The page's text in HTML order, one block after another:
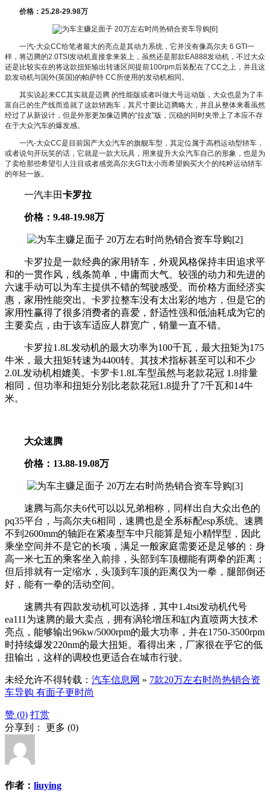
价格：25.28-29.98万
一汽-大众CC给笔者最大的亮点是其动力系统，它并没有像高尔夫 6 GTI一
样，将迈腾的2.0TSI发动机直接拿来装上，虽然还是那款EA888发动机，不过大众
还是比较实在的将这款扭矩输出转速区间提前100rpm后装配在了CC之上，并且这
款发动机与国外(英国)的帕萨特 CC所使用的发动机相同。
其实说起来CC其实就是迈腾 的性能版或者叫做大号运动版，大众也是为了丰
富自己的生产线而造就了这款轿跑车，其尺寸要比迈腾略大，并且从整体来看虽然
经过了从新设计，但是外形更加像迈腾的“拉皮”版，沉稳的同时夹带上了本应不存
在于大众汽车的爆发感。
一汽-大众CC是目前国产大众汽车的旗舰车型，其定位属于高档运动型轿车，
或者说句开玩笑的话，它就是一款大玩具，用来提升大众汽车自己的形象，也是为
了卖给那些希望引人注目或者感觉高尔夫GTI太小而希望购买大个的纯粹运动轿车
的年轻一族。
一汽丰田卡罗拉
价格：9.48-19.98万
卡罗拉是一款经典的家用轿车，外观风格保持丰田追求平
和的一贯作风，线条简单，中庸而大气。较强的动力和先进的
六速手动可以为车主提供不错的驾驶感受。而价格方面经济实
惠，家用性能突出。卡罗拉整车没有太出彩的地方，但是它的
家用性赢得了很多消费者的喜爱，舒适性强和低油耗成为它的
主要卖点，由于该车适应人群宽广，销量一直不错。
卡罗拉1.8L发动机的最大功率为100千瓦，最大扭矩为175
牛米，最大扭矩转速为4400转。其技术指标甚至可以和不少
2.0L发动机相媲美。卡罗卡1.8L车型虽然与老款花冠 1.8排量
相同，但功率和扭矩分别比老款花冠1.8提升了7千瓦和14牛
米。
大众速腾
价格：13.88-19.08万
速腾与高尔夫6代可以以兄弟相称，同样出自大众出色的
pq35平台，与高尔夫6相同，速腾也是全系标配esp系统。速腾
不到2600mm的轴距在紧凑型车中只能算是短小精悍型，因此
乘坐空间并不是它的长项，满足一般家庭需要还是足够的：身
高一米七五的乘客坐入前排，头部到车顶棚能有两拳的距离；
但后排就有一定缩水，头顶到车顶的距离仅为一拳，腿部倒还
好，能有一拳的活动空间。
速腾共有四款发动机可以选择，其中1.4tsi发动机代号
ea111为速腾的最大卖点，拥有涡轮增压和缸内直喷两大技术
亮点，能够输出96kw/5000rpm的最大功率，并在1750-3500rpm
时持续爆发220nm的最大扭矩。看得出来，厂家很在乎它的低
扭输出，这样的调校也更适合在城市行驶。
未经允许不得转载： 汽车信息网 » 7款20万左右时尚热销合资
车导购 有面子更时尚
赞 (0) 打赏
分享到： 更多 (0)
作者： liuying